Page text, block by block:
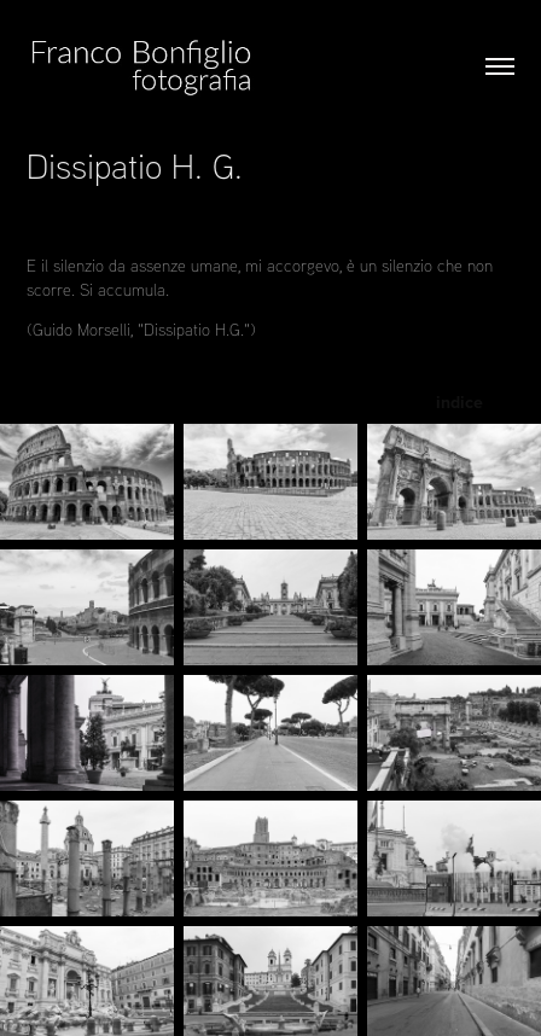
Dissipatio H. G.
E il silenzio da assenze umane, mi accorgevo, è un silenzio che non
scorre. Si accumula.
(Guido Morselli, "Dissipatio H.G.")